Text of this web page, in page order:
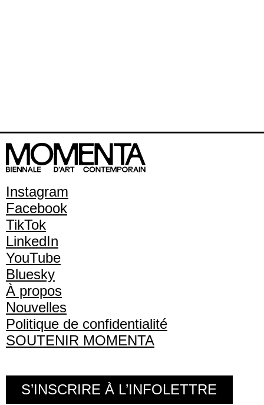
Instagram
Facebook
TikTok
LinkedIn
YouTube
Bluesky
À propos
Nouvelles
Politique de confidentialité
SOUTENIR MOMENTA
S’INSCRIRE À L’INFOLETTRE